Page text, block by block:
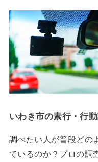
いわき市の素行・行
調べたい人が普段どの
ているのか？プロの調